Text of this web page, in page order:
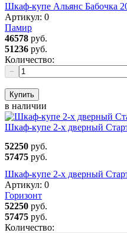
Шкаф-купе Альянс Бабочка
Артикул: 0
Памир
46578 руб.
51236 руб.
Количество:
−
Купить
в наличии
Шкаф-купе 2-х дверный
52250 руб.
57475 руб.
Шкаф-купе 2-х дверный
Артикул: 0
Горизонт
52250 руб.
57475 руб.
Количество: